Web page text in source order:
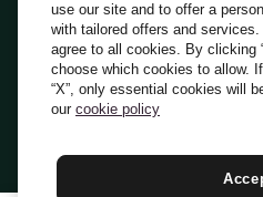
Domande frequenti
Lavora con noi
Diventa Shopper
Investitori
PrivacyCookie
Termini e
use our site and to offer a
with tailored offers and
agree to all cookies. By clicking
choose which cookies to allow.
“X”, only essential cookies will
our cookie policy